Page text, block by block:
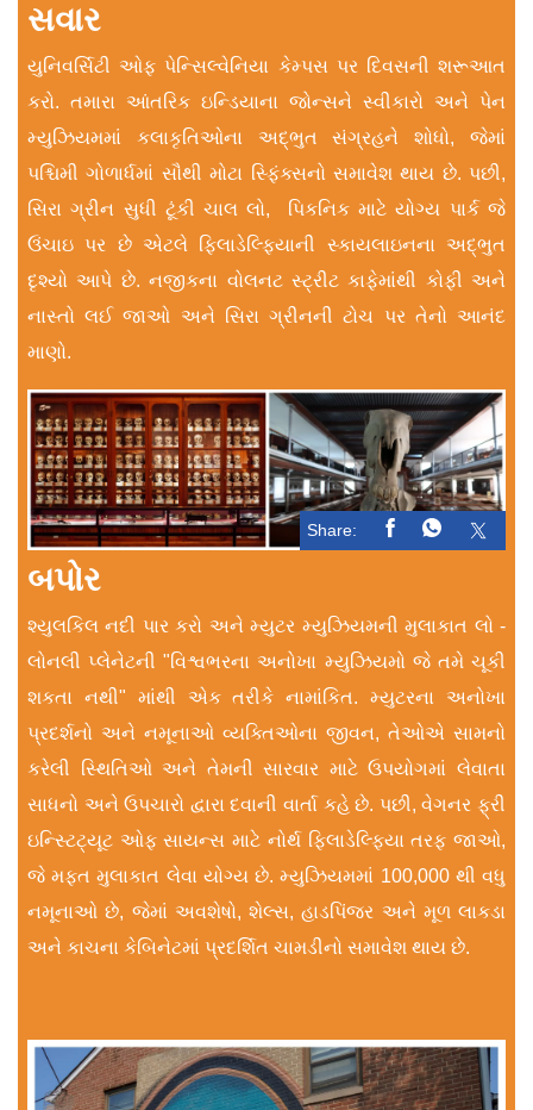
સવાર
યુનિવર્સિટી ઓફ પેન્સિલ્વેનિયા કેમ્પસ પર દિવસની શરૂઆત
કરો. તમારા આંતરિક ઇન્ડિયાના જોન્સને સ્વીકારો અને પેન
મ્યુઝિયમમાં કલાકૃતિઓના અદ્ભુત સંગ્રહને શોધો, જેમાં
પશ્ચિમી ગોળાર્ધમાં સૌથી મોટા સ્ફિંક્સનો સમાવેશ થાય છે. પછી,
સિરા ગ્રીન સુધી ટૂંકી ચાલ લો, પિકનિક માટે યોગ્ય પાર્ક જે
ઉંચાઇ પર છે એટલે ફિલાડેલ્ફિયાની સ્કાયલાઇનના અદ્ભુત
દૃશ્યો આપે છે. નજીકના વોલનટ સ્ટ્રીટ કાફેમાંથી કોફી અને
નાસ્તો લઈ જાઓ અને સિરા ગ્રીનની ટોચ પર તેનો આનંદ
માણો.
Share:
બપોર
શ્યુલકિલ નદી પાર કરો અને મ્યુટર મ્યુઝિયમની મુલાકાત લો -
લોનલી પ્લેનેટની "વિશ્વભરના અનોખા મ્યુઝિયમો જે તમે ચૂકી
શકતા નથી" માંથી એક તરીકે નામાંકિત. મ્યુટરના અનોખા
પ્રદર્શનો અને નમૂનાઓ વ્યક્તિઓના જીવન, તેઓએ સામનો
કરેલી સ્થિતિઓ અને તેમની સારવાર માટે ઉપયોગમાં લેવાતા
સાધનો અને ઉપચારો દ્વારા દવાની વાર્તા કહે છે. પછી, વેગનર ફ્રી
ઇન્સ્ટિટ્યૂટ ઓફ સાયન્સ માટે નોર્થ ફિલાડેલ્ફિયા તરફ જાઓ,
જે મફત મુલાકાત લેવા યોગ્ય છે. મ્યુઝિયમમાં 100,000 થી વધુ
નમૂનાઓ છે, જેમાં અવશેષો, શેલ્સ, હાડપિંજર અને મૂળ લાકડા
અને કાચના કેબિનેટમાં પ્રદર્શિત ચામડીનો સમાવેશ થાય છે.